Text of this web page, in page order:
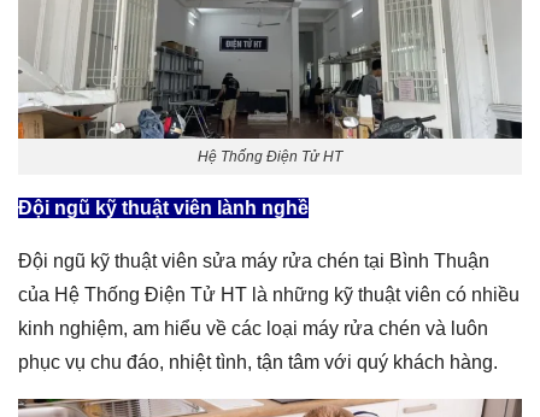
Hệ Thống Điện Tử HT
Đội ngũ kỹ thuật viên lành nghề
Đội ngũ kỹ thuật viên sửa máy rửa chén tại Bình Thuận
của Hệ Thống Điện Tử HT là những kỹ thuật viên có nhiều
kinh nghiệm, am hiểu về các loại máy rửa chén và luôn
phục vụ chu đáo, nhiệt tình, tận tâm với quý khách hàng.